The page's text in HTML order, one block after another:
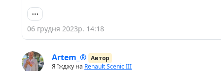
06 грудня 2023р. 14:18
Artem_® Автор
Я їжджу на Renault Scenic III